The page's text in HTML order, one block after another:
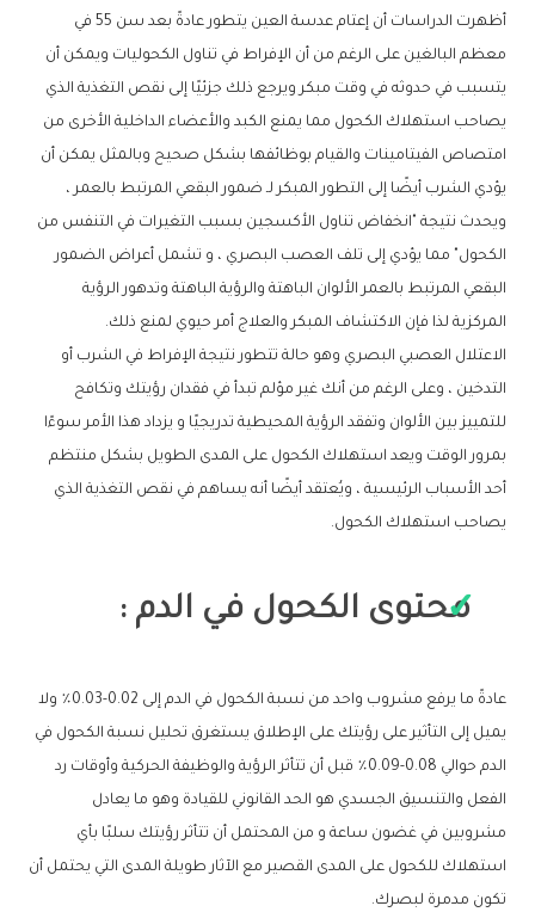
أظهرت الدراسات أن إعتام عدسة العين يتطور عادةً بعد سن 55 في
معظم البالغين على الرغم من أن الإفراط في تناول الكحوليات ويمكن أن
يتسبب في حدوثه في وقت مبكر ويرجع ذلك جزئيًا إلى نقص التغذية الذي
يصاحب استهلاك الكحول مما يمنع الكبد والأعضاء الداخلية الأخرى من
امتصاص الفيتامينات والقيام بوظائفها بشكل صحيح وبالمثل يمكن أن
يؤدي الشرب أيضًا إلى التطور المبكر لـ ضمور البقعي المرتبط بالعمر ،
ويحدث نتيجة "انخفاض تناول الأكسجين بسبب التغيرات في التنفس من
الكحول" مما يؤدي إلى تلف العصب البصري ، و تشمل أعراض الضمور
البقعي المرتبط بالعمر الألوان الباهتة والرؤية الباهتة وتدهور الرؤية
المركزية لذا فإن الاكتشاف المبكر والعلاج أمر حيوي لمنع ذلك.
الاعتلال العصبي البصري وهو حالة تتطور نتيجة الإفراط في الشرب أو
التدخين ، وعلى الرغم من أنك غير مؤلم تبدأ في فقدان رؤيتك وتكافح
للتمييز بين الألوان وتفقد الرؤية المحيطية تدريجيًا و يزداد هذا الأمر سوءًا
بمرور الوقت ويعد استهلاك الكحول على المدى الطويل بشكل منتظم
أحد الأسباب الرئيسية ، ويُعتقد أيضًا أنه يساهم في نقص التغذية الذي
يصاحب استهلاك الكحول.
محتوى الكحول في الدم :
عادةً ما يرفع مشروب واحد من نسبة الكحول في الدم إلى 0.02-0.03٪ ولا
يميل إلى التأثير على رؤيتك على الإطلاق يستغرق تحليل نسبة الكحول في
الدم حوالي 0.08-0.09٪ قبل أن تتأثر الرؤية والوظيفة الحركية وأوقات رد
الفعل والتنسيق الجسدي هو الحد القانوني للقيادة وهو ما يعادل
مشروبين في غضون ساعة و من المحتمل أن تتأثر رؤيتك سلبًا بأي
استهلاك للكحول على المدى القصير مع الآثار طويلة المدى التي يحتمل أن
تكون مدمرة لبصرك.